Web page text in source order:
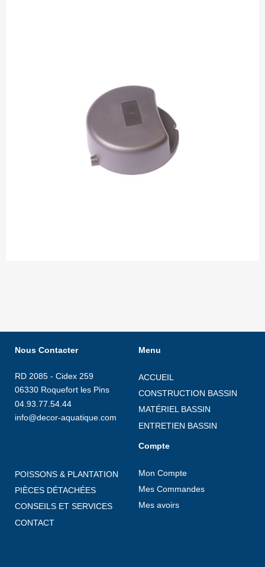
Nous Contacter
RD 2085 - Cidex 259
06330 Roquefort les Pins
04.93.77.54.44
info@decor-aquatique.com
Menu
ACCUEIL
CONSTRUCTION BASSIN
MATÉRIEL BASSIN
ENTRETIEN BASSIN
POISSONS & PLANTATION
PIÈCES DÉTACHÉES
CONSEILS ET SERVICES
CONTACT
Compte
Mon Compte
Mes Commandes
Mes avoirs